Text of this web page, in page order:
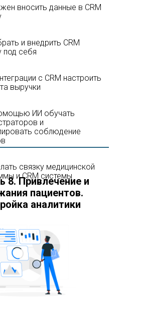
8. Привлечение и
пациентов.
аналитики
вносить данные в CRM
и внедрить CRM
под себя
с CRM настроить
выручки
ИИ обучать
и
соблюдение
связку медицинской
и CRM системы